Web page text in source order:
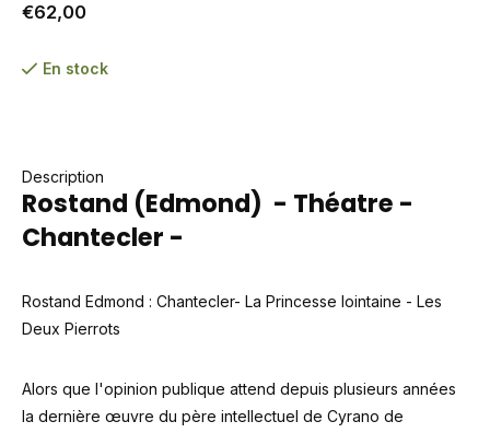
€62,00
En stock
Description
Rostand (Edmond) - Théatre -
Chantecler -
Rostand Edmond : Chantecler- La Princesse lointaine - Les
Deux Pierrots
Alors que l'opinion publique attend depuis plusieurs années
la dernière œuvre du père intellectuel de Cyrano de